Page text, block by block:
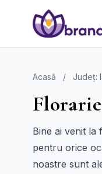
Acasă / Județ:
Bine ai venit la
pentru orice
noastre sunt